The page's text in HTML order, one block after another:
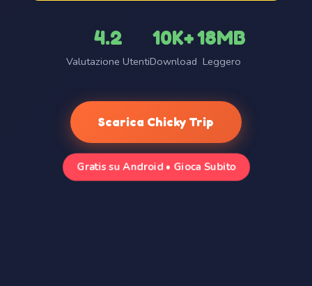
4.2
Valutazione Utenti
10K+
Download
18MB
Leggero
Scarica Chicky Trip
Gratis su Android • Gioca Subito